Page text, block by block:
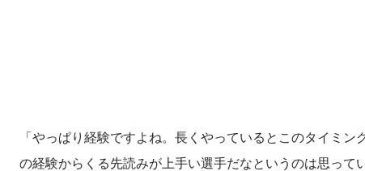
「やっぱり経験ですよね。長くやっているとこのタイミ
の経験からくる先読みが上手い選手だなというのは思って